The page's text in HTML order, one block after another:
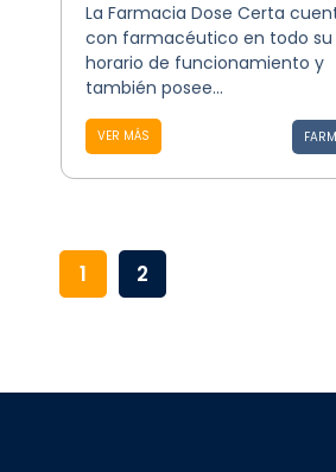
La Farmacia Dose Certa
con farmacéutico en todo su
horario de funcionamiento y
también posee...
VER MÁS
1 2